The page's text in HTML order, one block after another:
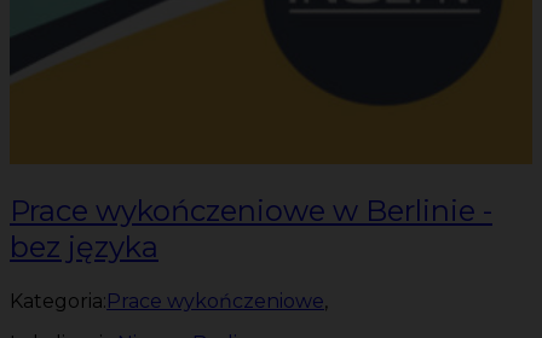
Prace wykończeniowe w Berlinie -
bez języka
Kategoria: Prace wykończeniowe,